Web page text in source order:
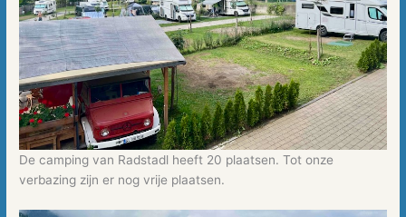
De camping van Radstadl heeft 20 plaatsen. Tot onze
verbazing zijn er nog vrije plaatsen.